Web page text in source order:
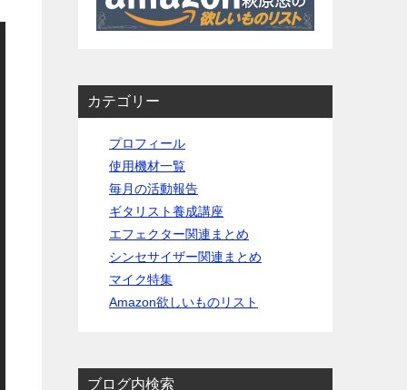
カテゴリー
プロフィール
使用機材一覧
毎月の活動報告
ギタリスト養成講座
エフェクター関連まとめ
シンセサイザー関連まとめ
マイク特集
Amazon欲しいものリスト
ブログ内検索